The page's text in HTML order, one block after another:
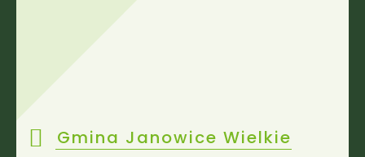
Gmina Janowice Wielkie